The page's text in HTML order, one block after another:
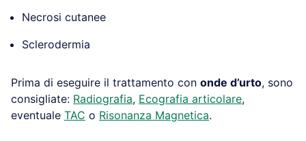
Necrosi cutanee
Sclerodermia
Prima di eseguire il trattamento con onde d’urto, sono
consigliate: Radiografia, Ecografia articolare,
eventuale TAC o Risonanza Magnetica.